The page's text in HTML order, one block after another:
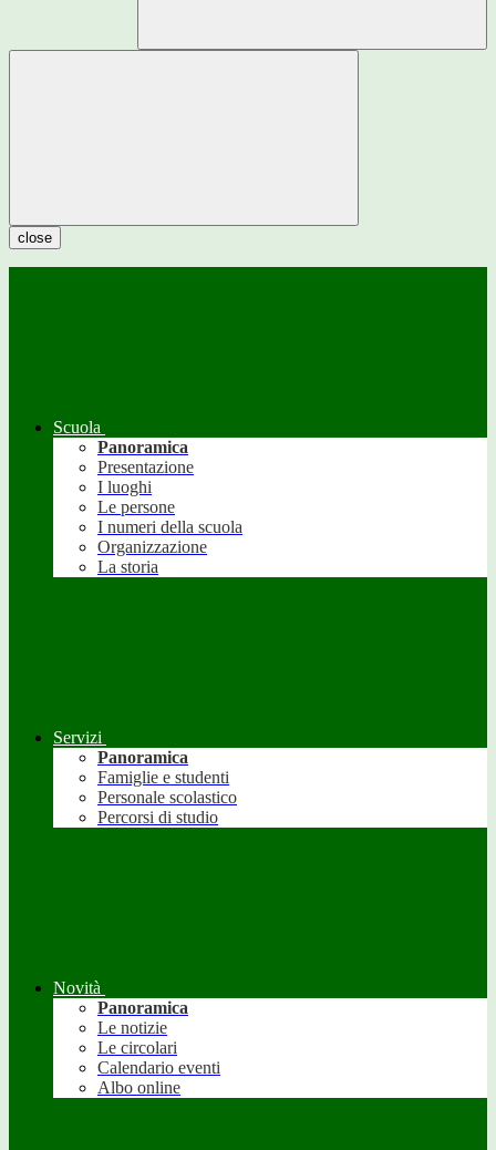
close
Scuola
Panoramica
Presentazione
I luoghi
Le persone
I numeri della scuola
Organizzazione
La storia
Servizi
Panoramica
Famiglie e studenti
Personale scolastico
Percorsi di studio
Novità
Panoramica
Le notizie
Le circolari
Calendario eventi
Albo online